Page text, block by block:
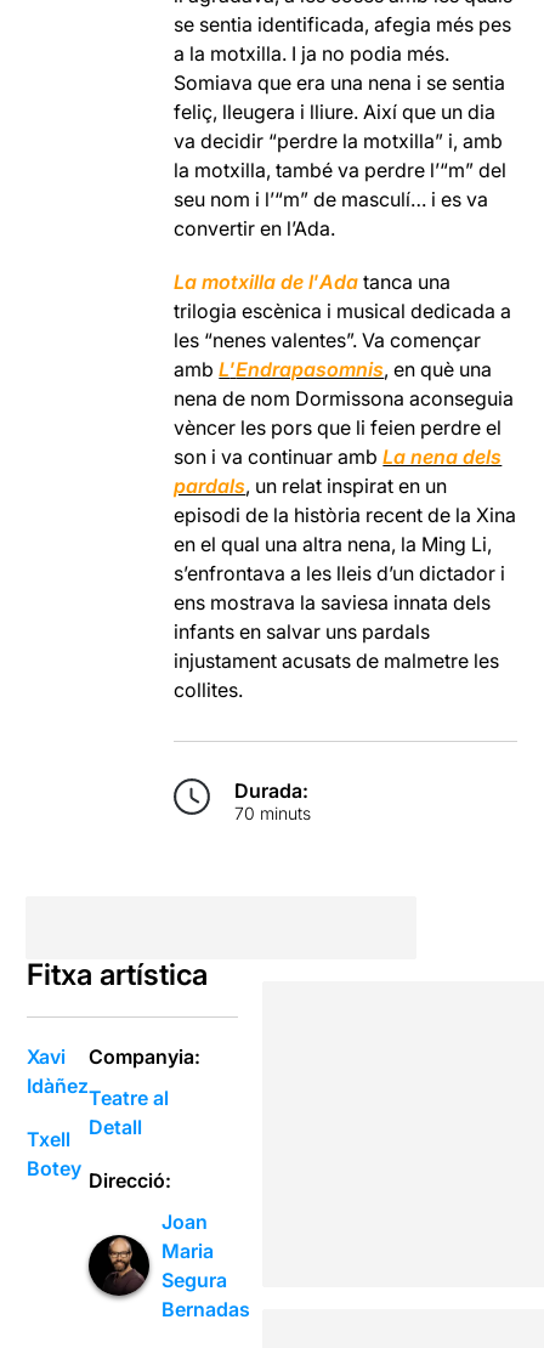
se sentia identificada, afegia més pes
a la motxilla. I ja no podia més.
Somiava que era una nena i se sentia
feliç, lleugera i lliure. Així que un dia
va decidir “perdre la motxilla” i, amb
la motxilla, també va perdre l’“m” del
seu nom i l’“m” de masculí… i es va
convertir en l’Ada.
La motxilla de l’Ada tanca una
trilogia escènica i musical dedicada a
les “nenes valentes”. Va començar
ambL’Endrapasomnis, en què una
nena de nom Dormissona aconseguia
vèncer les pors que li feien perdre el
son i va continuar ambLa nena dels
pardals, un relat inspirat en un
episodi de la història recent de la Xina
en el qual una altra nena, la Ming Li,
s’enfrontava a les lleis d’un dictador i
ens mostrava la saviesa innata dels
infants en salvar uns pardals
injustament acusats de malmetre les
collites.
Durada:
70 minuts
Fitxa artística
Xavi
Idàñez
Txell
Botey
Companyia:
Teatre al
Detall
Direcció:
Joan
Maria
Segura
Bernadas